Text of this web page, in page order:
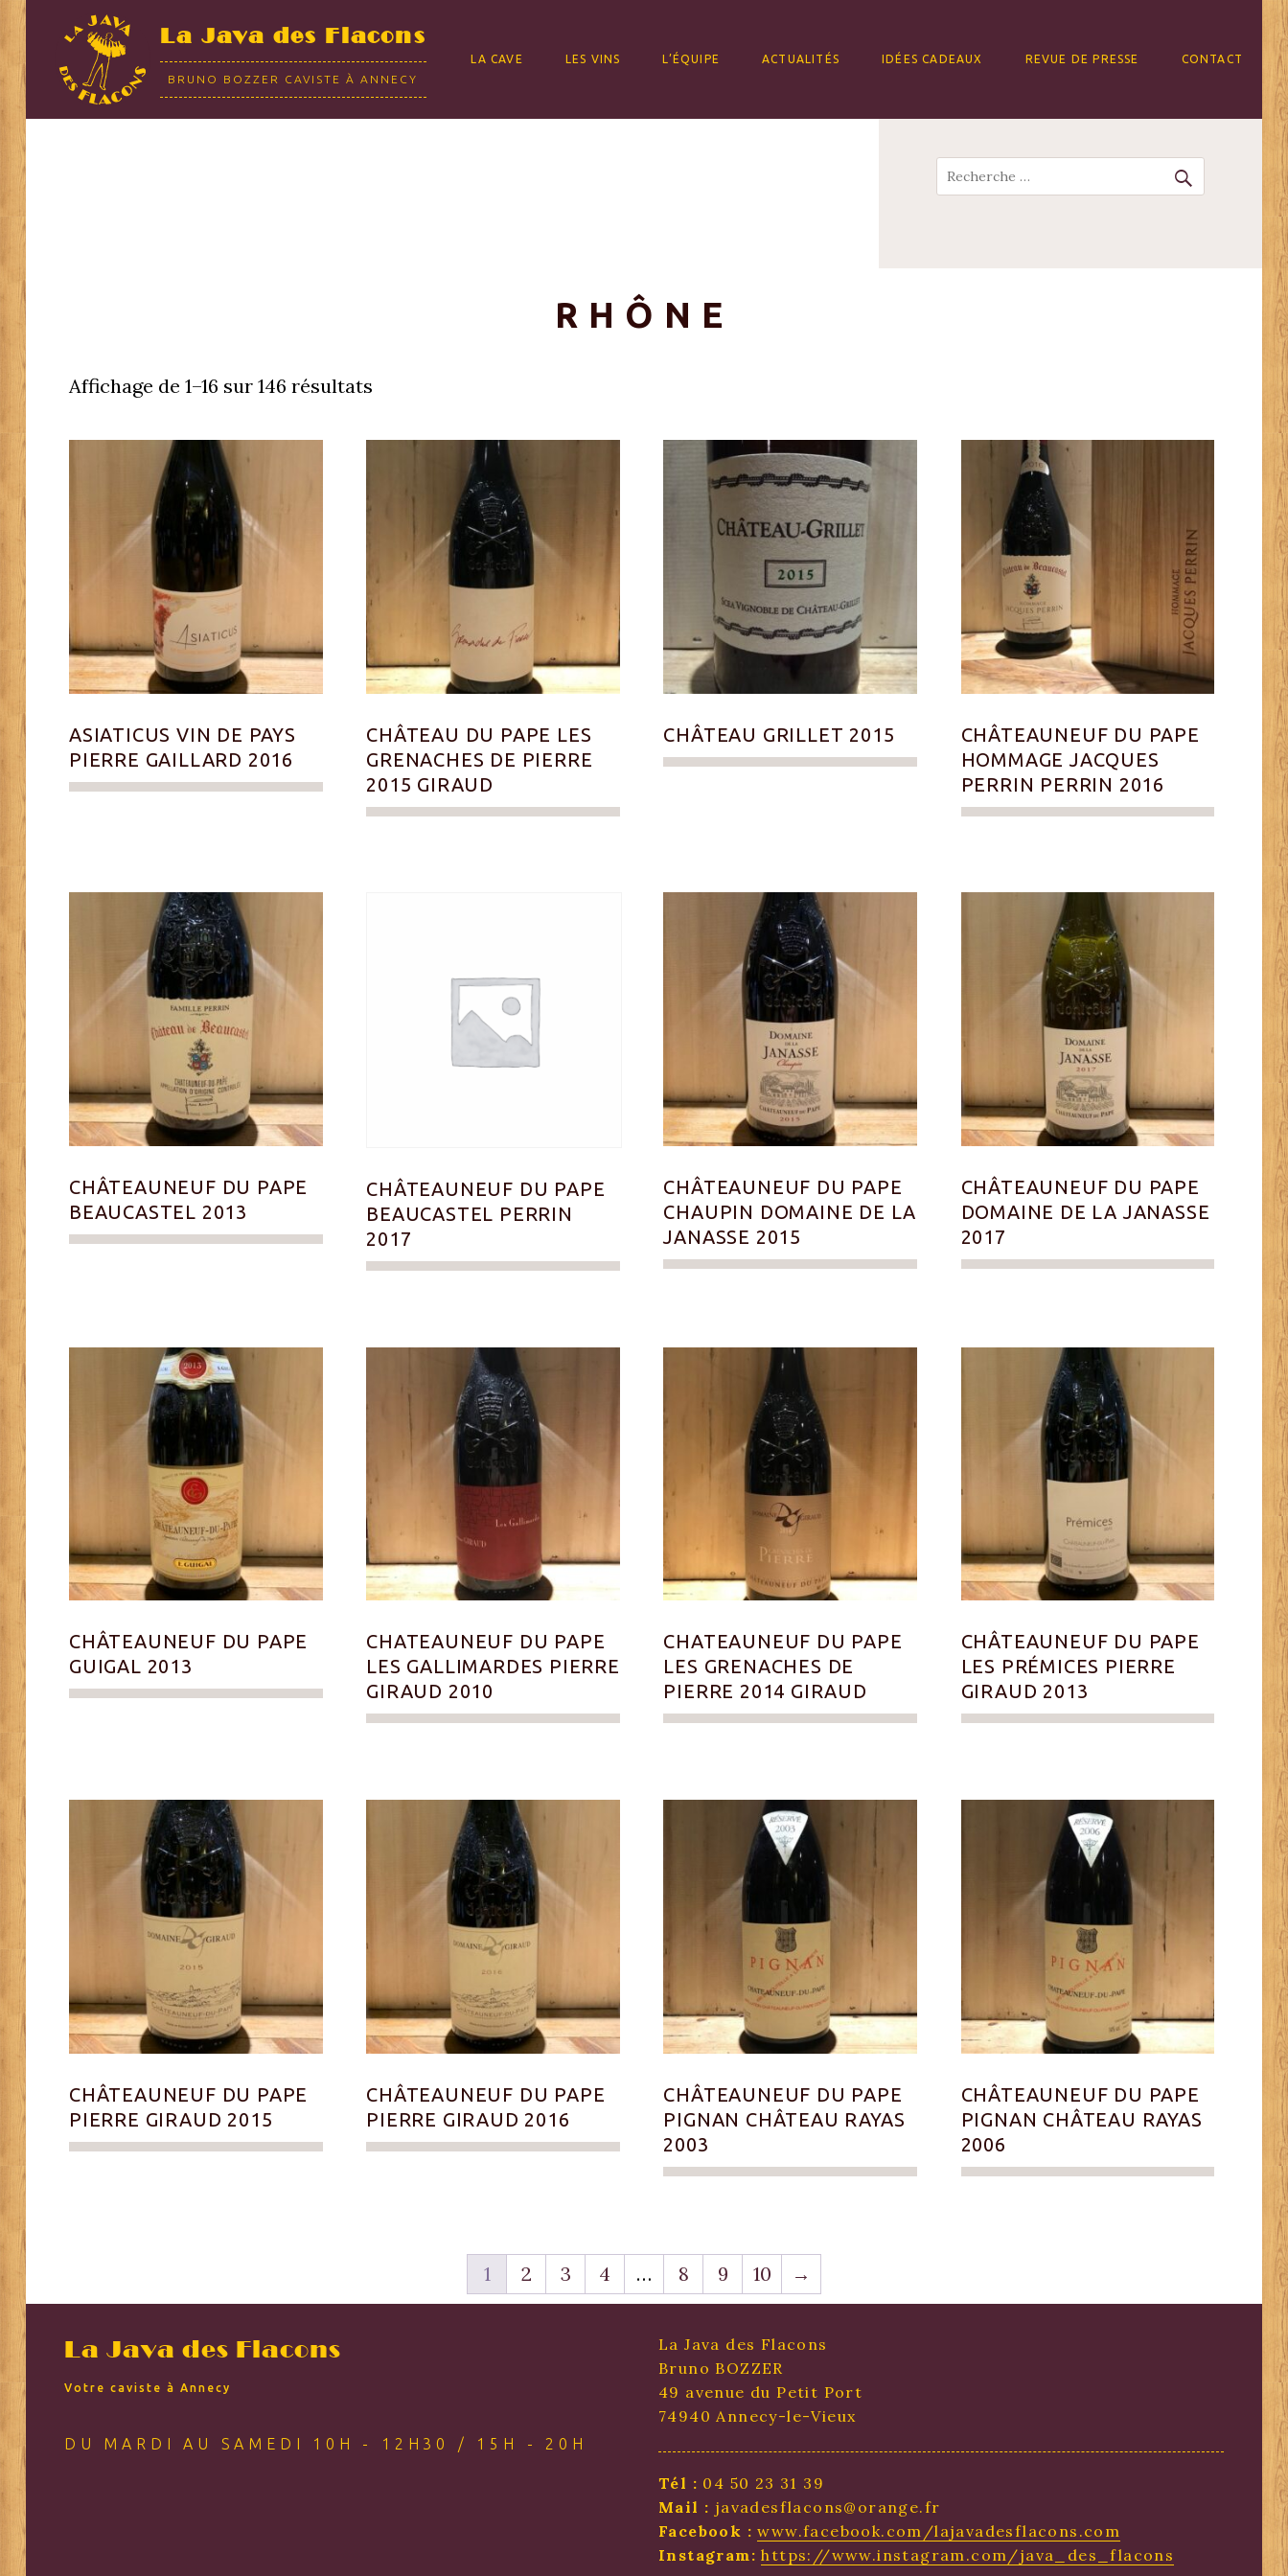
La Java des Flacons
BRUNO BOZZER CAVISTE À ANNECY
LA CAVE LES VINS L’ÉQUIPE ACTUALITÉS IDÉES CADEAUX REVUE DE PRESSE CONTACT
Recherche
RHÔNE
Affichage de 1–16 sur 146 résultats
ASIATICUS VIN DE PAYS
PIERRE GAILLARD 2016
CHÂTEAU DU PAPE LES
GRENACHES DE PIERRE
2015 GIRAUD
CHÂTEAU GRILLET 2015
CHÂTEAUNEUF DU PAPE
HOMMAGE JACQUES
PERRIN PERRIN 2016
CHÂTEAUNEUF DU PAPE
BEAUCASTEL 2013
CHÂTEAUNEUF DU PAPE
BEAUCASTEL PERRIN
2017
CHÂTEAUNEUF DU PAPE
CHAUPIN DOMAINE DE LA
JANASSE 2015
CHÂTEAUNEUF DU PAPE
DOMAINE DE LA JANASSE
2017
CHÂTEAUNEUF DU PAPE
GUIGAL 2013
CHATEAUNEUF DU PAPE
LES GALLIMARDES PIERRE
GIRAUD 2010
CHATEAUNEUF DU PAPE
LES GRENACHES DE
PIERRE 2014 GIRAUD
CHÂTEAUNEUF DU PAPE
LES PRÉMICES PIERRE
GIRAUD 2013
CHÂTEAUNEUF DU PAPE
PIERRE GIRAUD 2015
CHÂTEAUNEUF DU PAPE
PIERRE GIRAUD 2016
CHÂTEAUNEUF DU PAPE
PIGNAN CHÂTEAU RAYAS
2003
CHÂTEAUNEUF DU PAPE
PIGNAN CHÂTEAU RAYAS
2006
1 2 3 4 … 8 9 10 →
La Java des Flacons
Votre caviste à Annecy
DU MARDI AU SAMEDI 10H - 12H30 / 15H - 20H
La Java des Flacons
Bruno BOZZER
49 avenue du Petit Port
74940 Annecy-le-Vieux
Tél : 04 50 23 31 39
Mail : javadesflacons@orange.fr
Facebook : www.facebook.com/lajavadesflacons.com
Instagram: https://www.instagram.com/java_des_flacons